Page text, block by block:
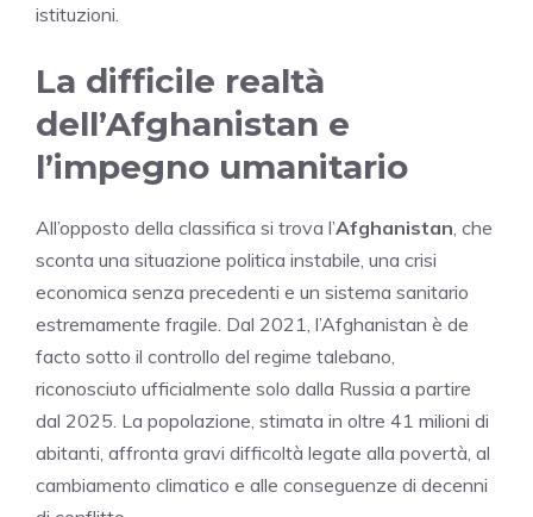
istituzioni.
La difficile realtà
dell’Afghanistan e
l’impegno umanitario
All’opposto della classifica si trova l’Afghanistan , che
sconta una situazione politica instabile, una crisi
economica senza precedenti e un sistema sanitario
estremamente fragile. Dal 2021, l’Afghanistan è de
facto sotto il controllo del regime talebano,
riconosciuto ufficialmente solo dalla Russia a partire
dal 2025. La popolazione, stimata in oltre 41 milioni di
abitanti, affronta gravi difficoltà legate alla povertà, al
cambiamento climatico e alle conseguenze di decenni